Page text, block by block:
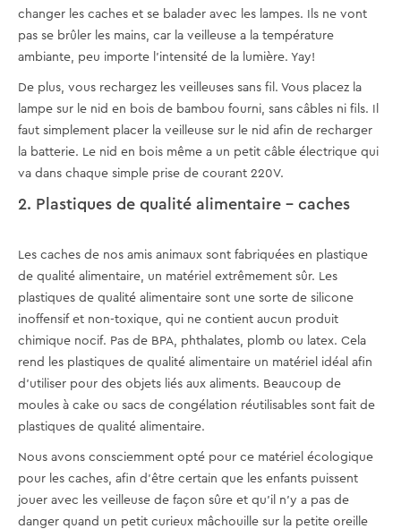
changer les caches et se balader avec les lampes. Ils ne vont
pas se brûler les mains, car la veilleuse a la température
ambiante, peu importe l’intensité de la lumière. Yay!
De plus, vous rechargez les veilleuses sans fil. Vous placez la
lampe sur le nid en bois de bambou fourni, sans câbles ni fils. Il
faut simplement placer la veilleuse sur le nid afin de recharger
la batterie. Le nid en bois même a un petit câble électrique qui
va dans chaque simple prise de courant 220V.
2. Plastiques de qualité alimentaire – caches
Les caches de nos amis animaux sont fabriquées en plastique
de qualité alimentaire, un matériel extrêmement sûr. Les
plastiques de qualité alimentaire sont une sorte de silicone
inoffensif et non-toxique, qui ne contient aucun produit
chimique nocif. Pas de BPA, phthalates, plomb ou latex. Cela
rend les plastiques de qualité alimentaire un matériel idéal afin
d’utiliser pour des objets liés aux aliments. Beaucoup de
moules à cake ou sacs de congélation réutilisables sont fait de
plastiques de qualité alimentaire.
Nous avons consciemment opté pour ce matériel écologique
pour les caches, afin d’être certain que les enfants puissent
jouer avec les veilleuse de façon sûre et qu’il n’y a pas de
danger quand un petit curieux mâchouille sur la petite oreille